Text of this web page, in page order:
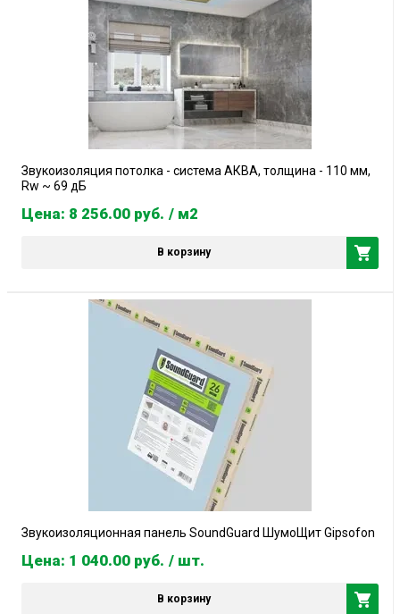
Звукоизоляция потолка - система АКВА, толщина - 110 мм,
Rw ~ 69 дБ
Цена: 8 256.00 руб. / м2
В корзину
Звукоизоляционная панель SoundGuard ШумоЩит Gipsofon
Цена: 1 040.00 руб. / шт.
В корзину